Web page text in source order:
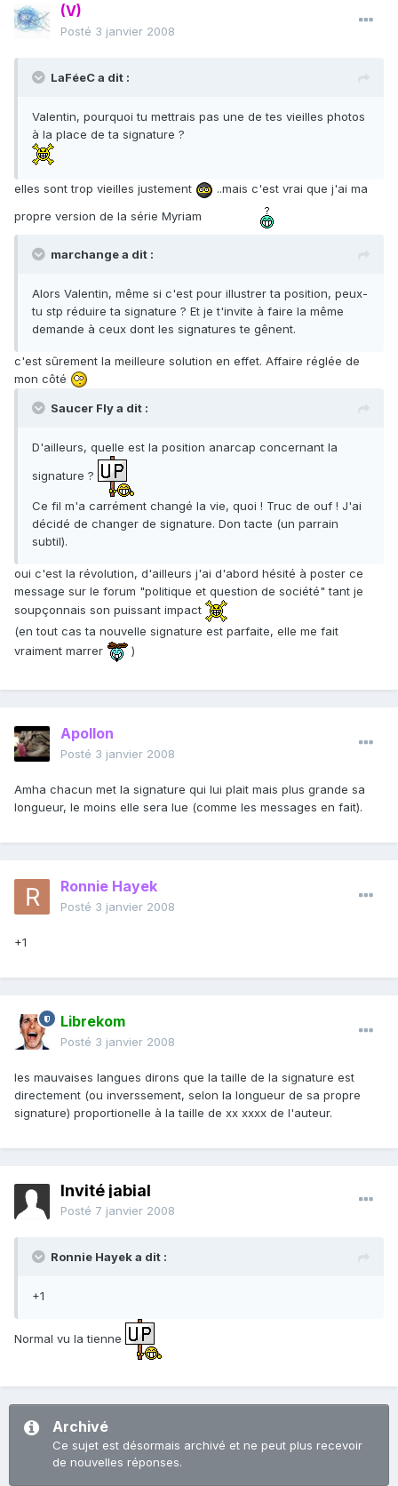
(V)
Posté 3 janvier 2008
LaFéeC a dit :
Valentin, pourquoi tu mettrais pas une de tes vieilles photos
à la place de ta signature ?
elles sont trop vieilles justement
..mais c'est vrai que j'ai ma
propre version de la série Myriam
marchange a dit :
Alors Valentin, même si c'est pour illustrer ta position, peux-
tu stp réduire ta signature ? Et je t'invite à faire la même
demande à ceux dont les signatures te gênent.
c'est sûrement la meilleure solution en effet. Affaire réglée de
mon côté
Saucer Fly a dit :
D'ailleurs, quelle est la position anarcap concernant la
signature ?
Ce fil m'a carrément changé la vie, quoi ! Truc de ouf ! J'ai
décidé de changer de signature. Don tacte (un parrain
subtil).
oui c'est la révolution, d'ailleurs j'ai d'abord hésité à poster ce
message sur le forum "politique et question de société" tant je
soupçonnais son puissant impact
(en tout cas ta nouvelle signature est parfaite, elle me fait
vraiment marrer
)
Apollon
Posté 3 janvier 2008
Amha chacun met la signature qui lui plait mais plus grande sa
longueur, le moins elle sera lue (comme les messages en fait).
Ronnie Hayek
Posté 3 janvier 2008
+1
Librekom
Posté 3 janvier 2008
les mauvaises langues dirons que la taille de la signature est
directement (ou inverssement, selon la longueur de sa propre
signature) proportionelle à la taille de xx xxxx de l'auteur.
Invité jabial
Posté 7 janvier 2008
Ronnie Hayek a dit :
+1
Normal vu la tienne
Archivé
Ce sujet est désormais archivé et ne peut plus recevoir
de nouvelles réponses.